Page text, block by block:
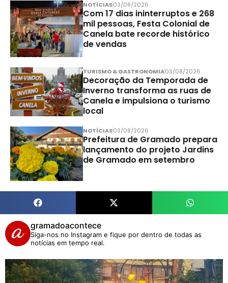
NOTÍCIAS03/08/2026
Com 17 dias ininterruptos e 268
mil pessoas, Festa Colonial de
Canela bate recorde histórico
de vendas
TURISMO & GASTRONOMIA03/08/2026
Decoração da Temporada de
Inverno transforma as ruas de
Canela e impulsiona o turismo
local
NOTÍCIAS03/08/2026
Prefeitura de Gramado prepara
lançamento do projeto Jardins
de Gramado em setembro
gramadoacontece
Siga-nos no Instagram e fique por dentro de todas as
notícias em tempo real.